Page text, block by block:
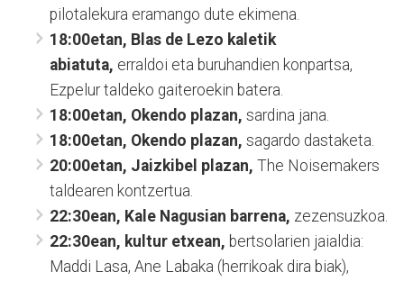
pilotalekura eramango dute ekimena.
18:00etan, Blas de Lezo kaletik
abiatuta, erraldoi eta buruhandien konpartsa,
Ezpelur taldeko gaiteroekin batera.
18:00etan, Okendo plazan, sardina jana.
18:00etan, Okendo plazan, sagardo dastaketa.
20:00etan, Jaizkibel plazan, The Noisemakers
taldearen kontzertua.
22:30ean, Kale Nagusian barrena, zezensuzkoa.
22:30ean, kultur etxean, bertsolarien jaialdia:
Maddi Lasa, Ane Labaka (herrikoak dira biak),